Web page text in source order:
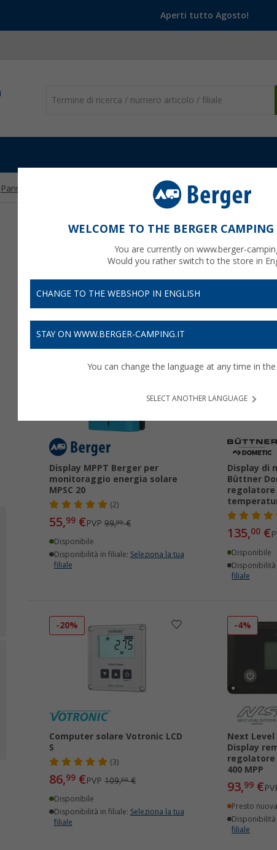
Aperti tutto Agosto!
Pannelli solari da campeggio Display solari (5)
DISPLAY SOLARI
display pannello solare camperpuoi controllare in
display fotovoltaicisono ideali per monitorare il tuo
Display solari...
Display MPPT Berger per
monitoraggio energia solare
MPSC 20
(2)
55,99 €PVP99,99€
Disponibile
Disponibilità in filiale: Seleziona la tua
filiale
Display di
Büttner
regolatore
135,00€
Disponibile
Disponibilità
filiale
-20%
Computer solare Votronic LCD
S
(3)
86,99 €PVP109,50€
Disponibile
Disponibilità in filiale: Seleziona la tua
filiale
-4%
Next Level
Display
regolatore
400 MPP
93,99€
Presto
Disponibilità
filiale
WELCOME TO THE BERGER CAMPING
You are currently on www.berger-
Would you rather switch to the store in
CHANGE TO THE WEBSHOP IN ENGLISH
STAY ON WWW.BERGER-CAMPING.IT
You can change the language at any time in
SELECT ANOTHER LANGUAGE